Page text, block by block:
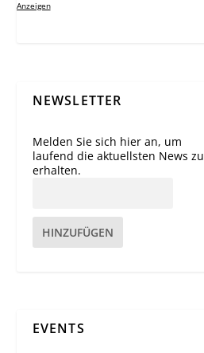
Anzeigen
NEWSLETTER
Melden Sie sich hier an, um
laufend die aktuellsten News zu
erhalten.
HINZUFÜGEN
EVENTS